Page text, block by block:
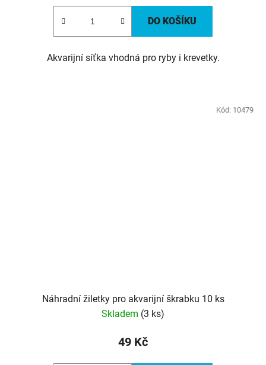
DO KOŠÍKU
Akvarijní síťka vhodná pro ryby i krevetky.
Náhradní žiletky pro akvarijní škrabku 10 ks
Skladem (3 ks)
49 Kč
Kód: 10479